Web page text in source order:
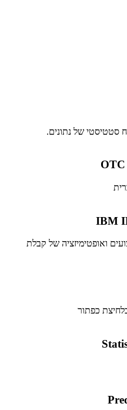
סטטיסטי של נתונים.
OTC
IBM
ואופטימיזציה של קבלת
כפתור